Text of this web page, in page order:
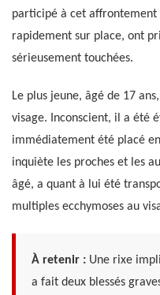
participé à cet affrontement
rapidement sur place, ont
sérieusement touchées.
Le plus jeune, âgé de 17
visage. Inconscient, il a été
immédiatement été placé
inquiète les proches et les
âgé, a quant à lui été
multiples ecchymoses au
À retenir : Une rixe
a fait deux blessés